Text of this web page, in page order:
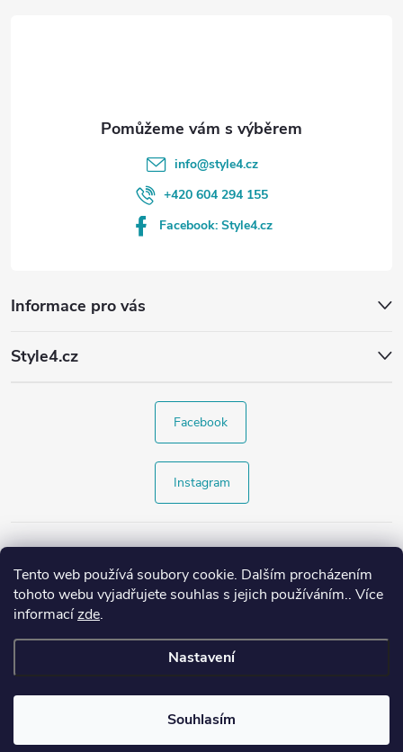
Tento web používá soubory cookie. Dalším procházením
tohoto webu vyjadřujete souhlas s jejich používáním.. Více
informacízde.
Nastavení
Souhlasím
Informace pro vás
Style4.cz
info@style4.cz
+420 604 294 155
Facebook: Style4.cz
Facebook
Instagram
Copyright 2026Style4.cz. Všechna práva vyhrazena.